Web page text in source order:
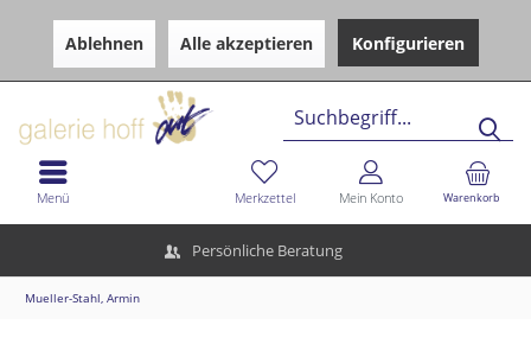
Ablehnen Alle akzeptieren Konfigurieren
Persönliche Beratung
Warenkorb
Merkzettel Mein Konto
Menü
Mueller-Stahl, Armin